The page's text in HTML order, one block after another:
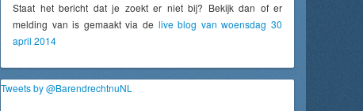
Staat het bericht dat je zoekt er niet bij? Bekijk dan of er
melding van is gemaakt via de live blog van woensdag 30
april 2014
Tweets by @BarendrechtnuNL